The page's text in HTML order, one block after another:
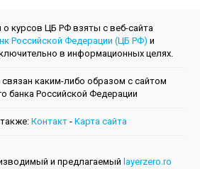
курсов ЦБ РФ взяты с веб-сайта
Российской Федерации (ЦБ РФ) и
в информационных целях.
связан каким-либо образом с сайтом
банкa Российской Федерации
Контакт - Kарта сайта
и предлагаемый layerzero.ro